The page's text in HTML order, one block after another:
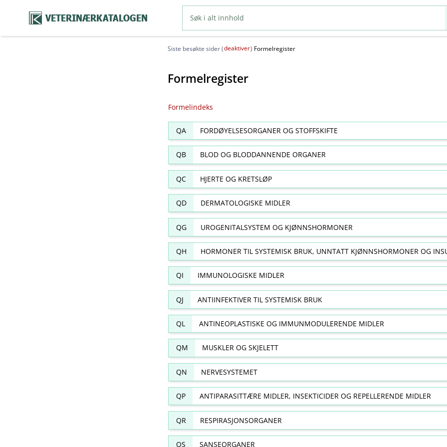
VETERINÆRKATALOGEN
Siste besøkte sider (deaktiver) Formelregister
Formelregister
Formelindeks
QA FORDØYELSESORGANER OG STOFFSKIFTE
QB BLOD OG BLODDANNENDE ORGANER
QC HJERTE OG KRETSLØP
QD DERMATOLOGISKE MIDLER
QG UROGENITALSYSTEM OG KJØNNSHORMONER
QH HORMONER TIL SYSTEMISK BRUK, UNNTATT KJØNNSHORMONER OG
QI IMMUNOLOGISKE MIDLER
QJ ANTIINFEKTIVER TIL SYSTEMISK BRUK
QL ANTINEOPLASTISKE OG IMMUNMODULERENDE MIDLER
QM MUSKLER OG SKJELETT
QN NERVESYSTEMET
QP ANTIPARASITTÆRE MIDLER, INSEKTICIDER OG REPELLERENDE MIDLER
QR RESPIRASJONSORGANER
QS SANSEORGANER